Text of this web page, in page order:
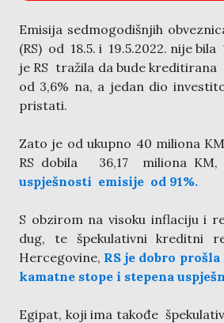
Emisija sedmogodišnjih
(RS) od 18.5. i 19.5.2022. nije
je RS tražila da bude
od 3,6% na, a jedan dio
pristati.
Zato je od ukupno 40 miliona
RS dobila 36,17 miliona KM,
uspješnosti emisije od 91%.
S obzirom na visoku inflaciju i
dug, te špekulativni
Hercegovine, RS je dobro
kamatne stope i stepena
Egipat, koji ima takođe